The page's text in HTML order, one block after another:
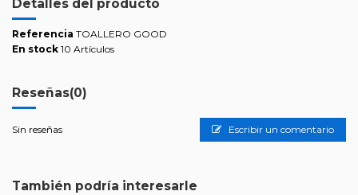
Detalles del producto
Referencia TOALLERO GOOD
En stock 10 Artículos
Reseñas(0)
Sin reseñas Escribir un comentario
También podría interesarle